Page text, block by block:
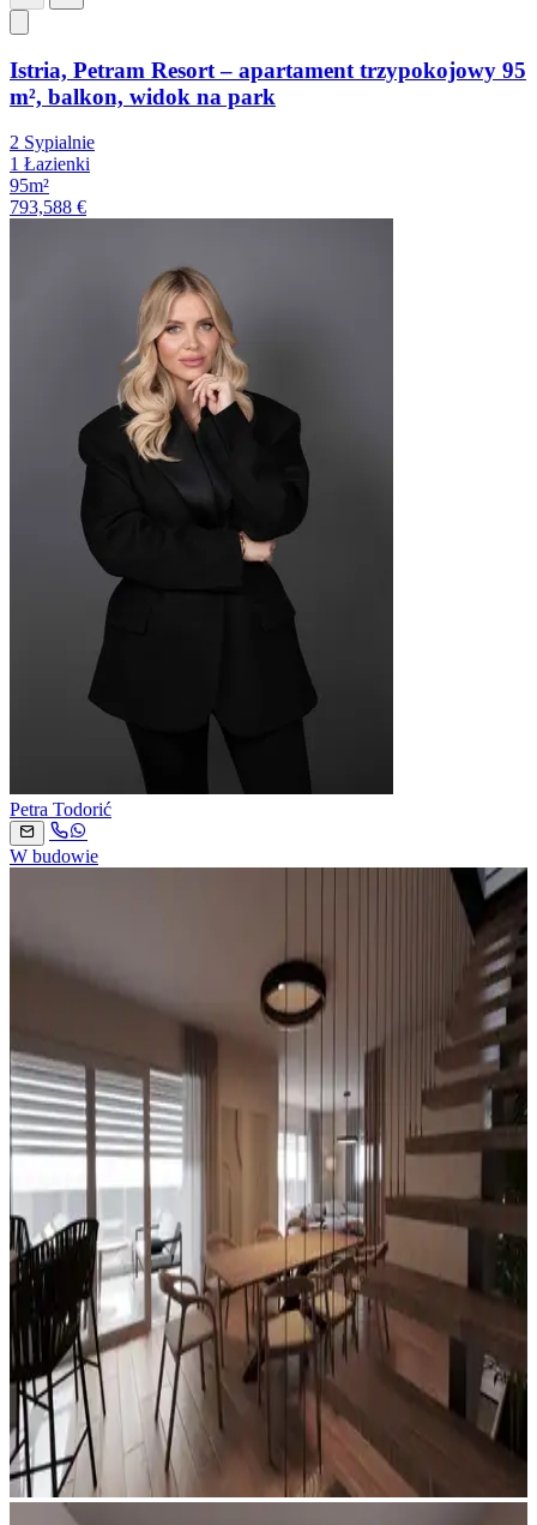
Istria, Petram Resort – apartament trzypokojowy 95
m², balkon, widok na park
2 Sypialnie
1 Łazienki
95m²
793,588 €
Petra Todorić
W budowie